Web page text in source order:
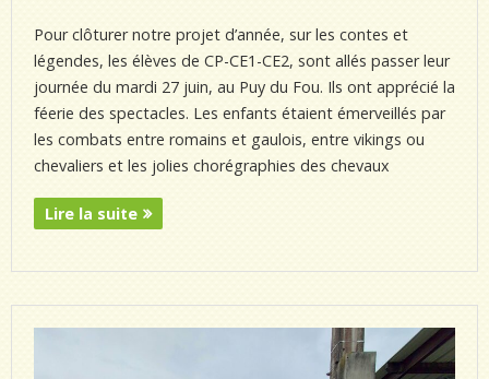
Pour clôturer notre projet d’année, sur les contes et
légendes, les élèves de CP-CE1-CE2, sont allés passer leur
journée du mardi 27 juin, au Puy du Fou. Ils ont apprécié la
féerie des spectacles. Les enfants étaient émerveillés par
les combats entre romains et gaulois, entre vikings ou
chevaliers et les jolies chorégraphies des chevaux
Lire la suite